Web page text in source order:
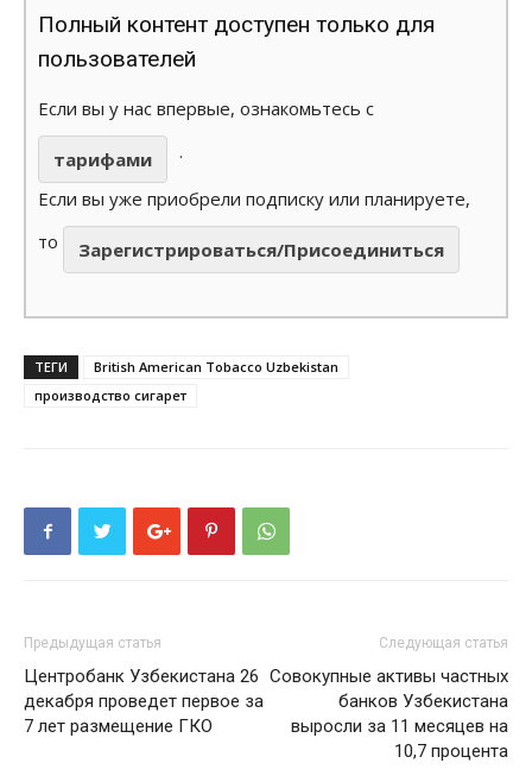
Полный контент доступен только для
пользователей
Если вы у нас впервые, ознакомьтесь с
тарифами
.
Если вы уже приобрели подписку или планируете,
то
Зарегистрироваться/Присоединиться
ТЕГИ
British American Tobacco Uzbekistan
производство сигарет
Предыдущая статья
Центробанк Узбекистана 26
декабря проведет первое за
7 лет размещение ГКО
Следующая статья
Совокупные активы частных
банков Узбекистана
выросли за 11 месяцев на
10,7 процента